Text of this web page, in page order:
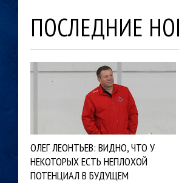
ПОСЛЕДНИЕ
ОЛЕГ ЛЕОНТЬЕВ: ВИДНО, ЧТО У
НЕКОТОРЫХ ЕСТЬ НЕПЛОХОЙ
ПОТЕНЦИАЛ В БУДУЩЕМ